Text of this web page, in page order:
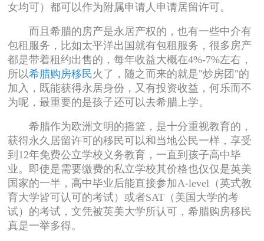
女均可）都可以作为附属申请人申请居留许可。
而且希腊的房产是永居产权的，也有一些中介有
包租服务，比如太平洋出国就有包租服务，很多房产
都是带着租约出售的，每年收益大概在4%-7%左右，
所以希腊购房移民火了，随之而来的就是"炒房团"的
加入，既能获得永居身份，又有投资收益，何乐而不
为呢，最重要的是孩子还可以去希腊上学。
希腊作为欧洲文明的摇篮，是十分重视教育的，
获得永久居留许可的移民可以和当地公民一样，享受
到12年免费公立学校义务教育，一直到孩子高中毕
业。即使是需要缴费的私立学校其价格也仅仅是英美
国家的一半，高中毕业后能直接参加A-level（英式教
育大学皆可认可的考试）或者SAT（美国大学的考
试）的考试，文凭被英美大学所认可，希腊购房移民
真是一举多得。